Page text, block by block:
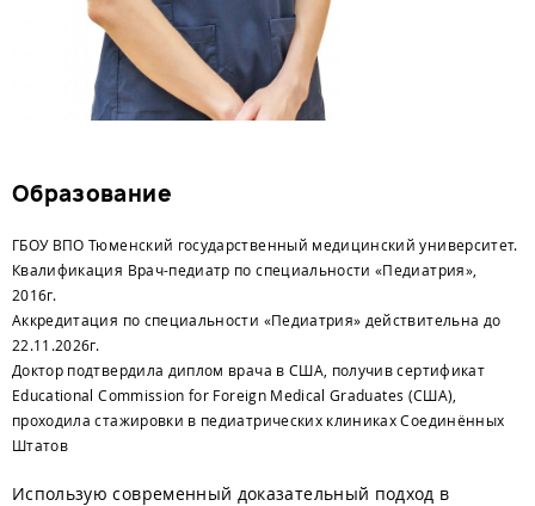
Образование
ГБОУ ВПО Тюменский государственный медицинский университет.
Квалификация Врач-педиатр по специальности «Педиатрия»,
2016г.
Аккредитация по специальности «Педиатрия» действительна до
22.11.2026г.
Доктор подтвердила диплом врача в США, получив сертификат
Educational Commission for Foreign Medical Graduates (США),
проходила стажировки в педиатрических клиниках Соединённых
Штатов
Использую современный доказательный подход в